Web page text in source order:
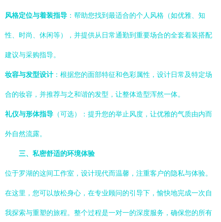
风格定位与着装指导 ：帮助您找到最适合的个人风格（如优雅、知
性、时尚、休闲等），并提供从日常通勤到重要场合的全套着装搭配
建议与采购指导。
妆容与发型设计 ：根据您的面部特征和色彩属性，设计日常及特定场
合的妆容，并推荐与之和谐的发型，让整体造型浑然一体。
礼仪与形体指导 （可选）：提升您的举止风度，让优雅的气质由内而
外自然流露。
三、私密舒适的环境体验
位于罗湖的这间工作室，设计现代而温馨，注重客户的隐私与体验。
在这里，您可以放松身心，在专业顾问的引导下，愉快地完成一次自
我探索与重塑的旅程。整个过程是一对一的深度服务，确保您的所有